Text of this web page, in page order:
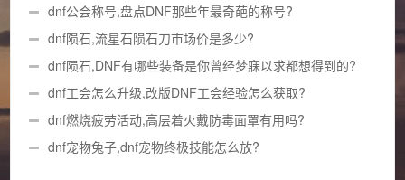
剑?dnf公会称号,盘点DNF那些年最奇葩的称号?
dnf陨石,流星石陨石刀市场价是多少?
dnf陨石,DNF有哪些装备是你曾经梦寐以求都想得到的?
dnf工会怎么升级,改版DNF工会经验怎么获取?
dnf燃烧疲劳活动,高层着火戴防毒面罩有用吗?
dnf宠物兔子,dnf宠物终极技能怎么放?